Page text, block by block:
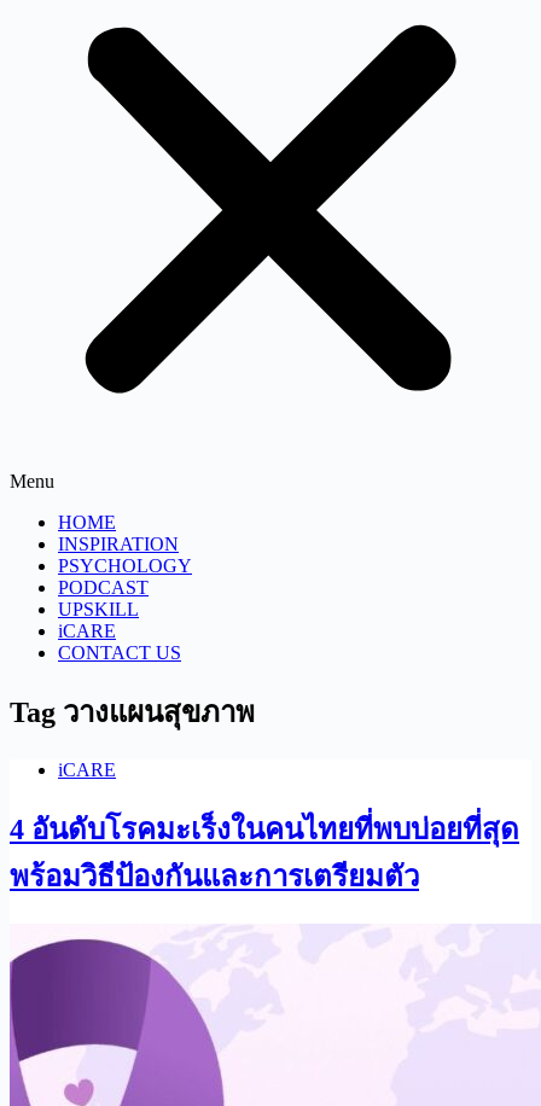
Menu
HOME
INSPIRATION
PSYCHOLOGY
PODCAST
UPSKILL
iCARE
CONTACT US
Tag วางแผนสุขภาพ
iCARE
4 อันดับโรคมะเร็งในคนไทยที่พบบ่อยที่สุด
พร้อมวิธีป้องกันและการเตรียมตัว